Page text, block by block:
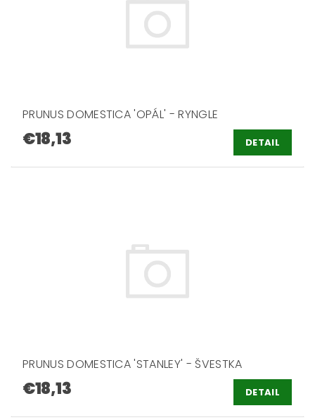
PRUNUS DOMESTICA 'OPÁL' - RYNGLE
€18,13 DETAIL
PRUNUS DOMESTICA 'STANLEY' - ŠVESTKA
€18,13 DETAIL